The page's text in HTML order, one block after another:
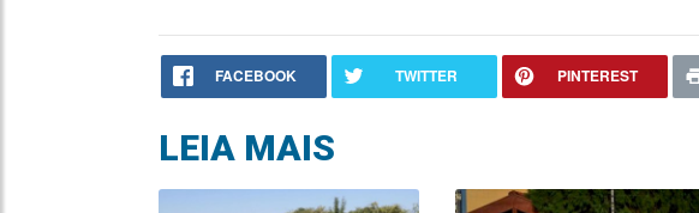
FACEBOOK TWITTER PINTEREST
LEIA MAIS